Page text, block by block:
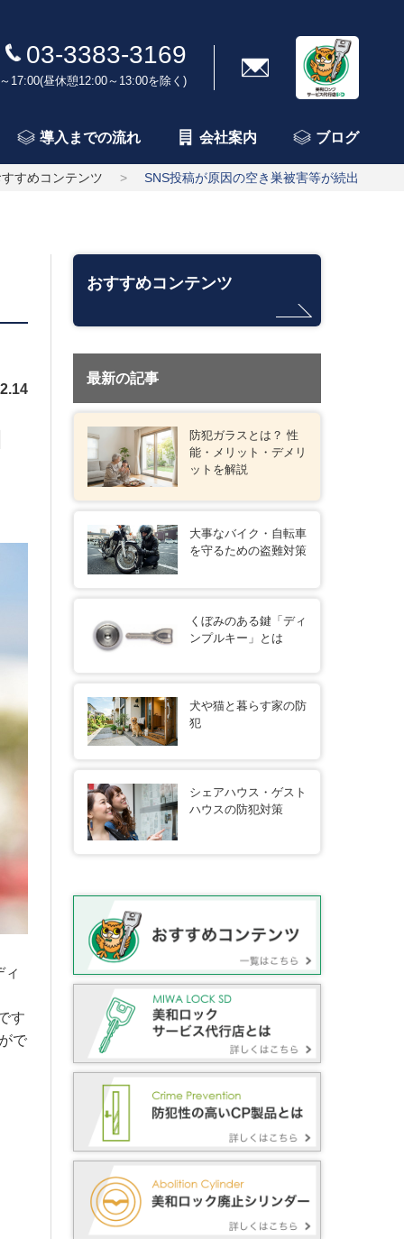
03-3383-3169
17:00(昼休憩12:00～13:00を除く)
導入までの流れ 会社案内 ブログ
すすめコンテンツ SNS投稿が原因の空き巣被害等が続出
ィ
す
で
おすすめコンテンツ
最新の記事
防犯ガラスとは？ 性
能・メリット・デメリ
ットを解説
大事なバイク・自転車
を守るための盗難対策
くぼみのある鍵「ディ
ンプルキー」とは
犬や猫と暮らす家の防
犯
シェアハウス・ゲスト
ハウスの防犯対策